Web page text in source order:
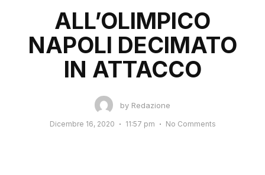
ALL’OLIMPICO
NAPOLI DECIMATO
IN ATTACCO
by Redazione
Dicembre 16, 2020 11:57 pm No Comments